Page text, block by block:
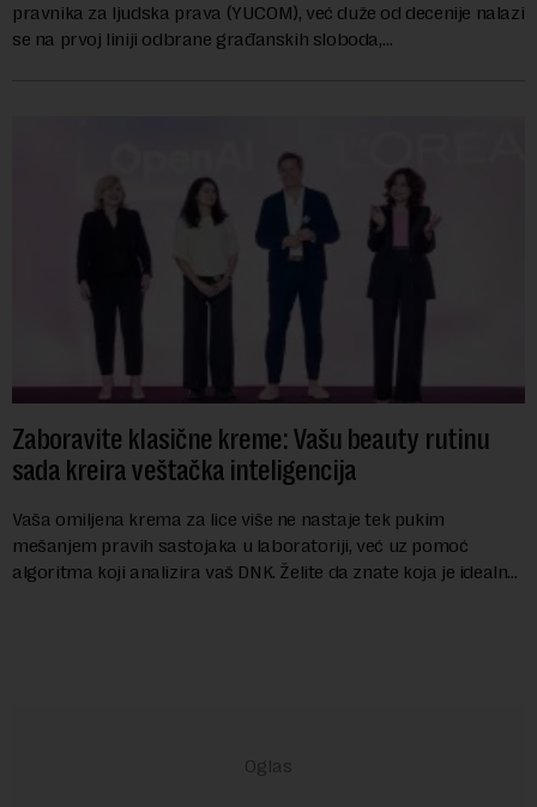
pravnika za ljudska prava (YUCOM), već duže od decenije nalazi
se na prvoj liniji odbrane građanskih sloboda,
Zaboravite klasične kreme: Vašu beauty rutinu
sada kreira veštačka inteligencija
Vaša omiljena krema za lice više ne nastaje tek pukim
mešanjem pravih sastojaka u laboratoriji, već uz pomoć
algoritma koji analizira vaš DNK. Želite da znate koja je idealna